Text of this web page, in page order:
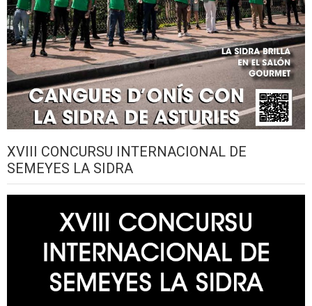
XVIII CONCURSU INTERNACIONAL DE
SEMEYES LA SIDRA